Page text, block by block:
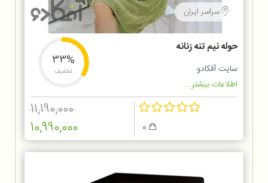
سراسر ایران
حوله نیم تنه زنانه
سایت آفکادو
اطلاعات بیشتر...
33%
تخفیف
11,190,000
10,990,000